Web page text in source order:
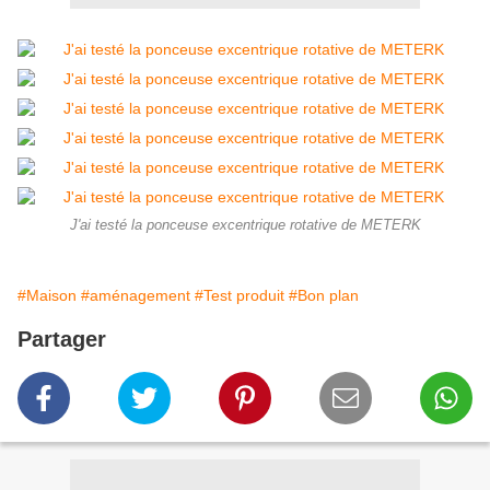
J'ai testé la ponceuse excentrique rotative de METERK
#Maison #aménagement #Test produit #Bon plan
Partager